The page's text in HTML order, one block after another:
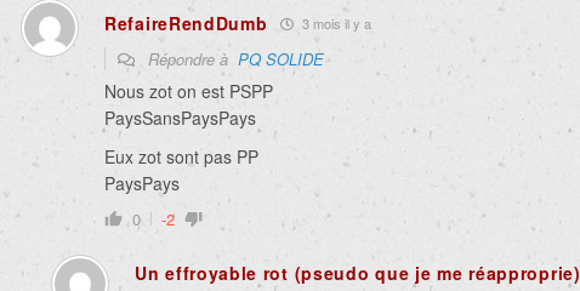
RefaireRendDumb 3 mois il y a
Répondre à PQ SOLIDE
Nous zot on est PSPP
PaysSansPaysPays
Eux zot sont pas PP
PaysPays
0 -2
Un effroyable rot (pseudo que je me réapproprie)